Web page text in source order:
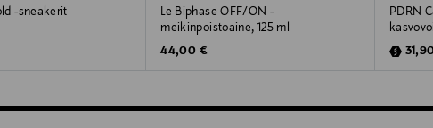
-sneakerit
Le Biphase OFF/ON -
meikinpoistoaine, 125 ml
Original Price
44,00 €
PDRN